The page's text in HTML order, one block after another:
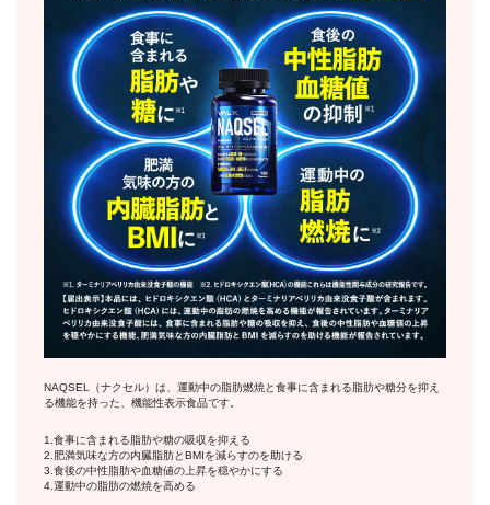
NAQSEL（ナクセル）は、 運動中の脂肪燃焼と食事に含まれる脂肪や糖分を抑え
る機能を持った、機能性表示食品です。
1.食事に含まれる脂肪や糖の吸収を抑える
2.肥満気味な方の内臓脂肪とBMIを減らすのを助ける
3.食後の中性脂肪や血糖値の上昇を穏やかにする
4.運動中の脂肪の燃焼を高める